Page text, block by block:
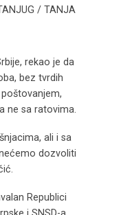
rekao je da
bez tvrdih
ne sa ratovima.
ali i sa
dozvoliti
Republici